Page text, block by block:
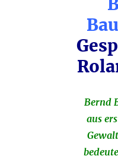
Bernd
aus